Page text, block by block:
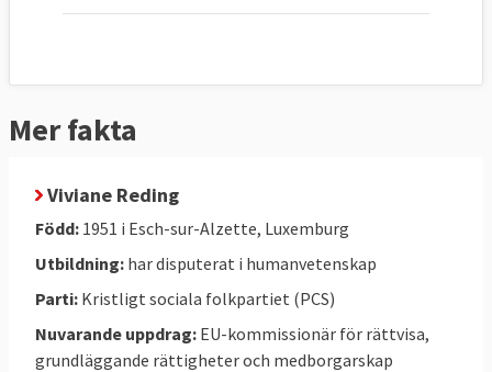
Mer fakta
Viviane Reding
Född: 1951 i Esch-sur-Alzette, Luxemburg
Utbildning: har disputerat i humanvetenskap
Parti: Kristligt sociala folkpartiet (PCS)
Nuvarande uppdrag: EU-kommissionär för rättvisa,
grundläggande rättigheter och medborgarskap